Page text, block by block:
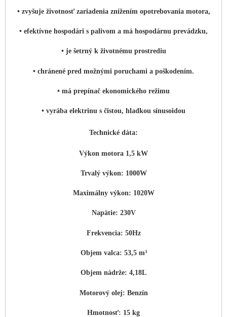
• zvyšuje životnosť zariadenia znížením opotrebovania motora,
• efektívne hospodári s palivom a má hospodárnu prevádzku,
• je šetrný k životnému prostrediu
• chránené pred možnými poruchami a poškodením.
• má prepínač ekonomického režimu
• vyrába elektrinu s čistou, hladkou sínusoidou
Technické dáta:
Výkon motora 1,5 kW
Trvalý výkon: 1000W
Maximálny výkon: 1020W
Napätie: 230V
Frekvencia: 50Hz
Objem valca: 53,5 m³
Objem nádrže: 4,18L
Motorový olej: Benzín
Hmotnosť: 15 kg